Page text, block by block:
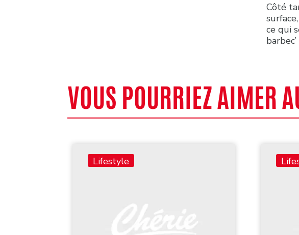
Côté
ce qui
VOUS POURRIEZ AIMER
Lifestyle